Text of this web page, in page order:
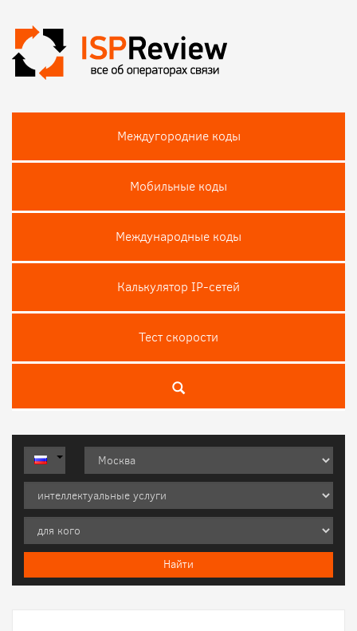
Междугородние коды
Мобильные коды
Международные коды
Калькулятор IP-сетей
Тест скороcти